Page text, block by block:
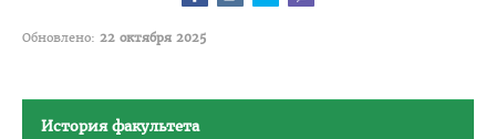
Студенческий совет ВГМУ
Лаборатории профессионального мастерства
Обновлено: 22 октября 2025
История факультета